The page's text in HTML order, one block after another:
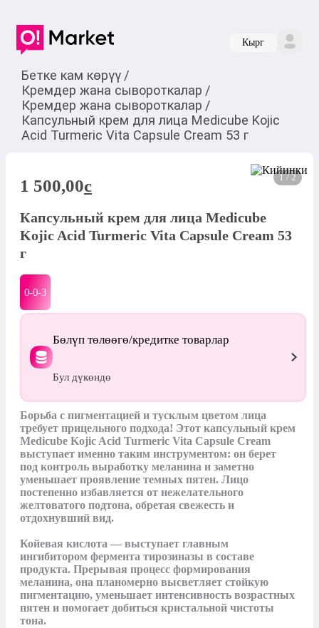
Кырг
Бетке кам көрүү /
Кремдер жана сывороткалар /
Кремдер жана сывороткалар /
Капсульный крем для лица Medicube Kojic
Acid Turmeric Vita Capsule Cream 53 г
1 / 2
1 500,00c
Капсульный крем для лица Medicube
Kojic Acid Turmeric Vita Capsule Cream 53
г
0-0-3
Бөлүп төлөөгө/кредитке товарлар
Бул дүкөндө
Борьба с пигментацией и тусклым цветом лица
требует прицельного подхода! Этот капсульный крем
Medicube Kojic Acid Turmeric Vita Capsule Cream
выступает именно таким инструментом: он берет
под контроль выработку меланина и заметно
уменьшает проявление темных пятен. Лицо
постепенно избавляется от нежелательного
желтоватого подтона, обретая свежесть и
отдохнувший вид.
Койевая кислота — выступает главным
ингибитором фермента тирозиназы в составе
продукта. Прерывая процесс формирования
меланина, она планомерно высветляет стойкую
пигментацию, уменьшает интенсивность возрастных
пятен и помогает добиться кристальной чистоты
тона.